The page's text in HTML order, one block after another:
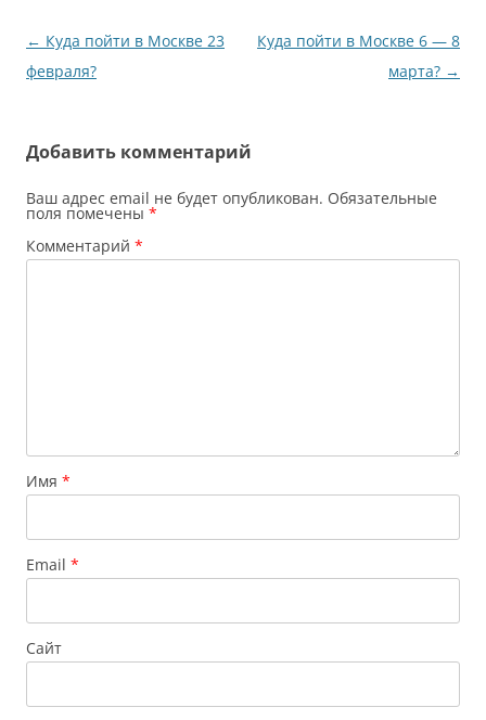
Навигация
по
← Куда пойти в Москве 23
февраля?
Куда пойти в Москве 6 — 8
марта? →
Добавить комментарий
Ваш адрес email не будет опубликован. Обязательные
поля помечены *
Комментарий *
Имя *
Email *
Сайт